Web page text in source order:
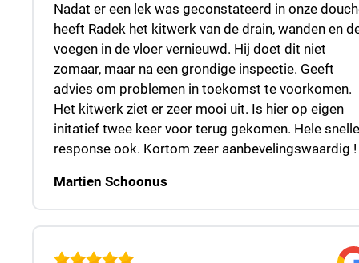
Nadat er een lek was geconstateerd in onze
heeft Radek het kitwerk van de drain, wanden en
voegen in de vloer vernieuwd. Hij doet dit niet
zomaar, maar na een grondige inspectie. Geeft
advies om problemen in toekomst te voorkomen.
Het kitwerk ziet er zeer mooi uit. Is hier op eigen
initatief twee keer voor terug gekomen. Hele snelle
response ook. Kortom zeer aanbevelingswaardig !
Martien Schoonus